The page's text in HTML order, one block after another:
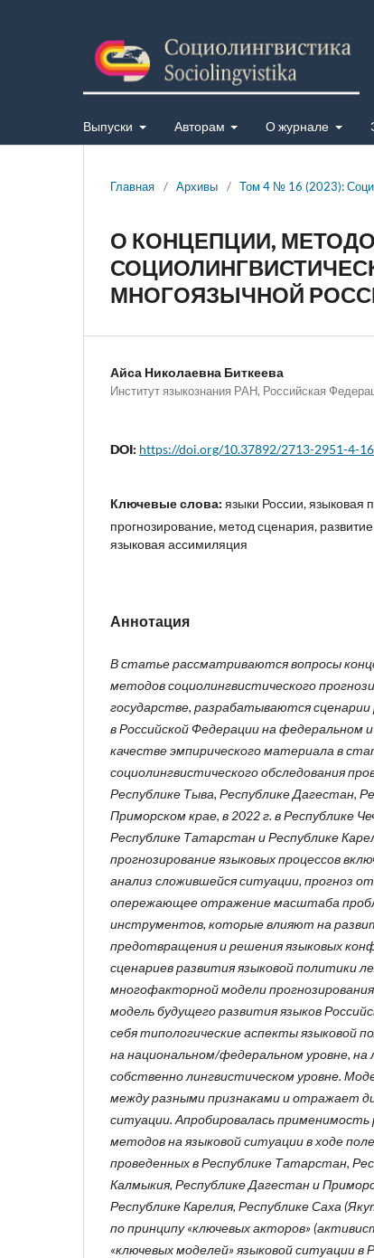
Выпуски Авторам О журнале
Главная / Архивы / Том 4 № 16 (2023):
О КОНЦЕПЦИИ,
МНОГОЯЗЫЧНОЙ
Айса Николаевна Биткеева
Институт языкознания РАН, Российская
DOI: https://doi.org/10.37892/2713-2951-4-
Ключевые слова: языки России, языковая
прогнозирование, метод сценария,
языковая ассимиляция
Аннотация
В статье рассматриваются вопросы
методов социолингвистического
государстве, разрабатываются
в Российской Федерации на федеральном
качестве эмпирического материала в
социолингвистического обследования
Республике Тыва, Республике Дагестан,
Приморском крае, в 2022 г. в Республике
Республике Татарстан и Республике
прогнозирование языковых процессов
анализ сложившейся ситуации, прогноз
опережающее отражение масштаба
инструментов, которые влияют на
предотвращения и решения языковых
сценариев развития языковой политики
многофакторной модели
модель будущего развития языков
себя типологические аспекты языковой
на национальном/федеральном уровне, на
собственно лингвистическом уровне.
между разными признаками и отражает
ситуации. Апробировалась
методов на языковой ситуации в ходе
проведенных в Республике Татарстан,
Калмыкия, Республике Дагестан и
Республике Карелия, Республике Саха
по принципу «ключевых акторов»
«ключевых моделей» языковой ситуации